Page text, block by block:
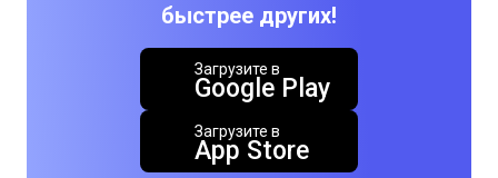
быстрее других!
Загрузите в
Google Play
Загрузите в
App Store